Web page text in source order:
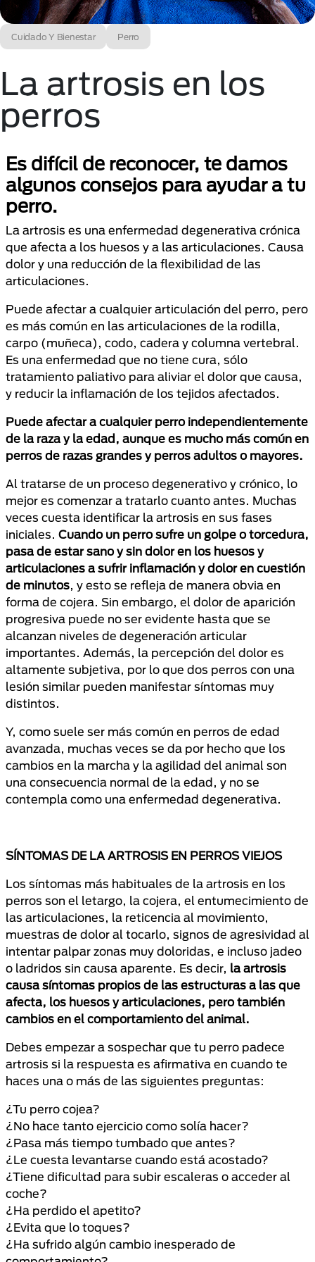
Cuidado Y Bienestar Perro
La artrosis en los
perros
Es difícil de reconocer, te damos
algunos consejos para ayudar a tu
perro.
La artrosis es una enfermedad degenerativa crónica
que afecta a los huesos y a las articulaciones. Causa
dolor y una reducción de la flexibilidad de las
articulaciones.
Puede afectar a cualquier articulación del perro, pero
es más común en las articulaciones de la rodilla,
carpo (muñeca), codo, cadera y columna vertebral.
Es una enfermedad que no tiene cura, sólo
tratamiento paliativo para aliviar el dolor que causa,
y reducir la inflamación de los tejidos afectados.
Puede afectar a cualquier perro independientemente
de la raza y la edad, aunque es mucho más común en
perros de razas grandes y perros adultos o mayores.
Al tratarse de un proceso degenerativo y crónico, lo
mejor es comenzar a tratarlo cuanto antes. Muchas
veces cuesta identificar la artrosis en sus fases
iniciales. Cuando un perro sufre un golpe o torcedura,
pasa de estar sano y sin dolor en los huesos y
articulaciones a sufrir inflamación y dolor en cuestión
de minutos, y esto se refleja de manera obvia en
forma de cojera. Sin embargo, el dolor de aparición
progresiva puede no ser evidente hasta que se
alcanzan niveles de degeneración articular
importantes. Además, la percepción del dolor es
altamente subjetiva, por lo que dos perros con una
lesión similar pueden manifestar síntomas muy
distintos.
Y, como suele ser más común en perros de edad
avanzada, muchas veces se da por hecho que los
cambios en la marcha y la agilidad del animal son
una consecuencia normal de la edad, y no se
contempla como una enfermedad degenerativa.
SÍNTOMAS DE LA ARTROSIS EN PERROS VIEJOS
Los síntomas más habituales de la artrosis en los
perros son el letargo, la cojera, el entumecimiento de
las articulaciones, la reticencia al movimiento,
muestras de dolor al tocarlo, signos de agresividad al
intentar palpar zonas muy doloridas, e incluso jadeo
o ladridos sin causa aparente. Es decir, la artrosis
causa síntomas propios de las estructuras a las que
afecta, los huesos y articulaciones, pero también
cambios en el comportamiento del animal.
Debes empezar a sospechar que tu perro padece
artrosis si la respuesta es afirmativa en cuando te
haces una o más de las siguientes preguntas:
¿Tu perro cojea?
¿No hace tanto ejercicio como solía hacer?
¿Pasa más tiempo tumbado que antes?
¿Le cuesta levantarse cuando está acostado?
¿Tiene dificultad para subir escaleras o acceder al
coche?
¿Ha perdido el apetito?
¿Evita que lo toques?
¿Ha sufrido algún cambio inesperado de